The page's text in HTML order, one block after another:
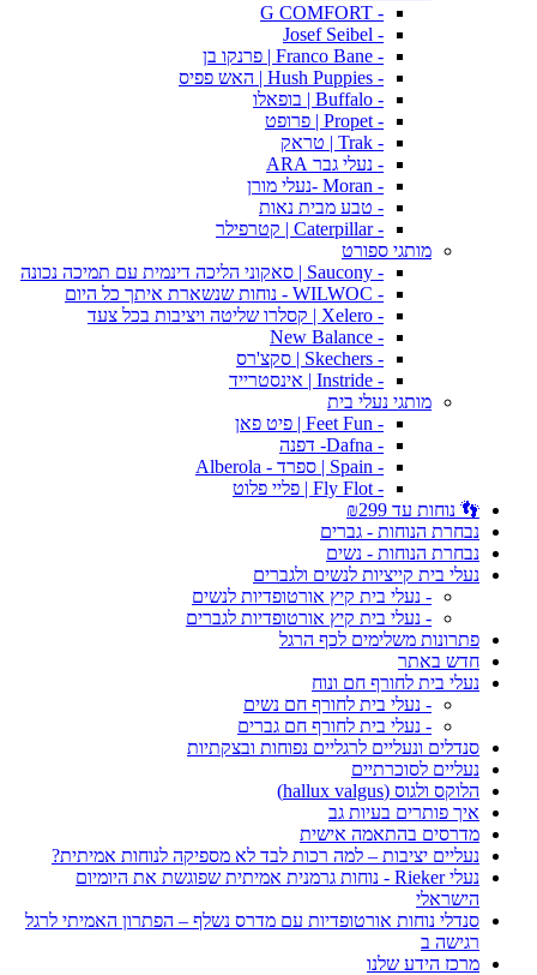
- G COMFORT
- Josef Seibel
- Franco Bane | פרנקו בן
- Hush Puppies | האש פפיס
- Buffalo | בופאלו
- Propet | פרופט
- Trak | טראק
- נעלי גבר ARA
- Moran -נעלי מורן
- טבע מבית נאות
- Caterpillar | קטרפילר
מותגי ספורט
- Saucony | סאקוני הליכה דינמית עם תמיכה נכונה
- WILWOC - נוחות שנשארת איתך כל היום
- Xelero | קסלרו שליטה ויציבות בכל צעד
- New Balance
- Skechers | סקצ'רס
- Instride | אינסטרייד
מותגי נעלי בית
- Feet Fun | פיט פאן
- Dafna- דפנה
- Spain | ספרד - Alberola
- Fly Flot | פליי פלוט
👣 נוחות עד ₪299
נבחרת הנוחות - גברים
נבחרת הנוחות - נשים
נעלי בית קייציות לנשים ולגברים
- נעלי בית קיץ אורטופדיות לנשים
- נעלי בית קיץ אורטופדיות לגברים
פתרונות משלימים לכף הרגל
חדש באתר
נעלי בית לחורף חם ונוח
- נעלי בית לחורף חם נשים
- נעלי בית לחורף חם גברים
סנדלים ונעליים לרגליים נפוחות ובצקתיות
נעליים לסוכרתיים
הלוקס ולגוס (hallux valgus)
איך פותרים בעיות גב
מדרסים בהתאמה אישית
נעליים יציבות – למה רכות לבד לא מספיקה לנוחות אמיתית?
נעלי Rieker - נוחות גרמנית אמיתית שפוגשת את היומיום
הישראלי
סנדלי נוחות אורטופדיות עם מדרס נשלף – הפתרון האמיתי לרגל
רגישה ב
מרכז הידע שלנו